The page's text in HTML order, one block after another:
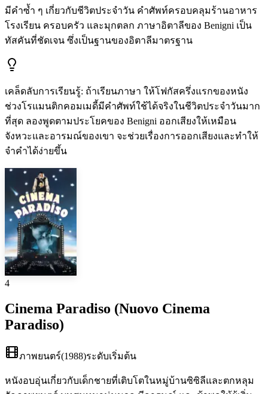
มีคำซ้ำ ๆ เกี่ยวกับชีวิตประจำวัน คำศัพท์ครอบคลุมร้านอาหาร
โรงเรียน ครอบครัว และมุกตลก ภาษาอิตาลีของ Benigni เป็น
ทัสคันที่ชัดเจน ซึ่งเป็นฐานของอิตาลีมาตรฐาน
เคล็ดลับการเรียนรู้: ถ้าเรียนภาษา ให้โฟกัสครึ่งแรกของหนัง
ช่วงโรแมนติกคอมเมดี้มีคำศัพท์ใช้ได้จริงในชีวิตประจำวันมาก
ที่สุด ลองพูดตามประโยคของ Benigni ออกเสียงให้เหมือน
จังหวะและอารมณ์ของเขา จะช่วยเรื่องการออกเสียงและทำให้
จำคำได้ง่ายขึ้น
4
Cinema Paradiso (Nuovo Cinema
Paradiso)
ภาพยนตร์(1988)ระดับเริ่มต้น
หนังอบอุ่นเกี่ยวกับเด็กชายที่เติบโตในหมู่บ้านซิซิลีและตกหลุม